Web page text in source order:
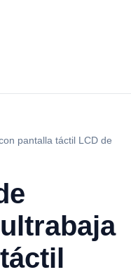
pantalla táctil LCD de